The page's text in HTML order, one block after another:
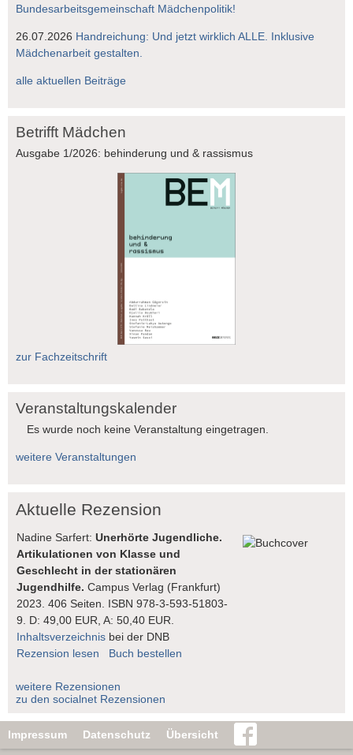
Bundesarbeitsgemeinschaft Mädchenpolitik!
26.07.2026 Handreichung: Und jetzt wirklich ALLE. Inklusive
Mädchenarbeit gestalten.
alle aktuellen Beiträge
Betrifft Mädchen
Ausgabe 1/2026: behinderung und & rassismus
zur Fachzeitschrift
Veranstaltungskalender
Es wurde noch keine Veranstaltung eingetragen.
weitere Veranstaltungen
Aktuelle Rezension
Nadine Sarfert:Unerhörte Jugendliche.
Artikulationen von Klasse und
Geschlecht in der stationären
Jugendhilfe.Campus Verlag (Frankfurt)
2023. 406 Seiten. ISBN 978-3-593-51803-
9. D: 49,00 EUR, A: 50,40 EUR.
Inhaltsverzeichnis bei der DNB
Rezension lesen
Buch bestellen
weitere Rezensionen
zu den socialnet Rezensionen
Impressum Datenschutz Übersicht